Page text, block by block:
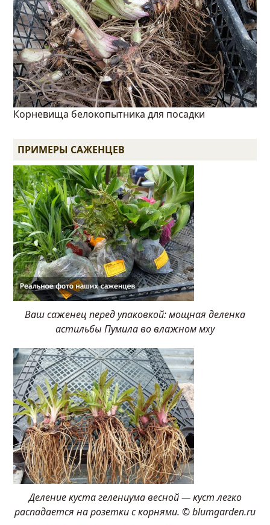
Корневища белокопытника для посадки
ПРИМЕРЫ САЖЕНЦЕВ
Ваш саженец перед упаковкой: мощная деленка
астильбы Пумила во влажном мху
Деление куста гелениума весной — куст легко
распадается на розетки с корнями. © blumgarden.ru